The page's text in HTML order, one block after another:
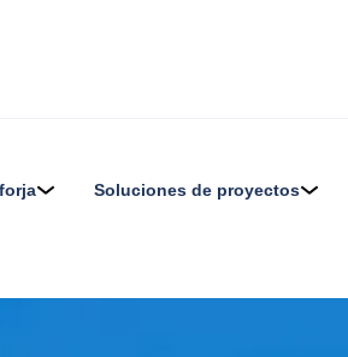
Soluciones de proyectos